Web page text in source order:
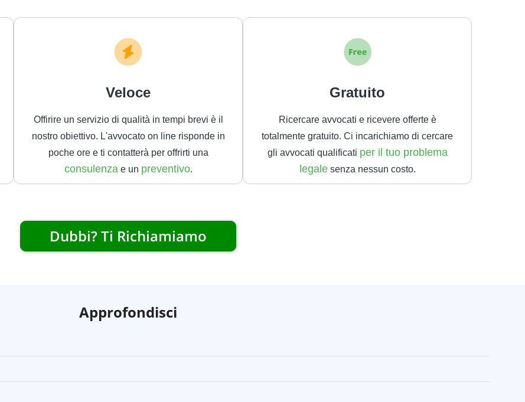
Veloce
Offirire un servizio di qualità in tempi brevi è il
nostro obiettivo. L'avvocato on line risponde in
poche ore e ti contatterà per offrirti una
consulenza e un preventivo.
Gratuito
Ricercare avvocati e ricevere offerte è
totalmente gratuito. Ci incarichiamo di cercare
gli avvocati qualificati per il tuo problema
legale senza nessun costo.
Dubbi? Ti Richiamiamo
Approfondisci